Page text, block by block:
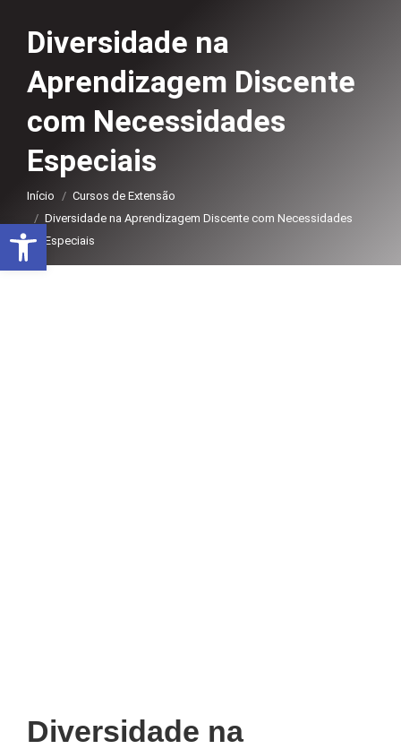
Diversidade na
Aprendizagem Discente
com Necessidades
Especiais
Você está aqui:
Início
Cursos de Extensão
Diversidade na Aprendizagem Discente com Necessidades
Especiais
Diversidade na
Abrir a barra de ferramentas